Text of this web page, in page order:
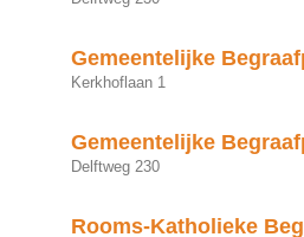
Gemeentelijke
Kerkhoflaan 1
Gemeentelijke
Delftweg 230
Rooms-Katholieke